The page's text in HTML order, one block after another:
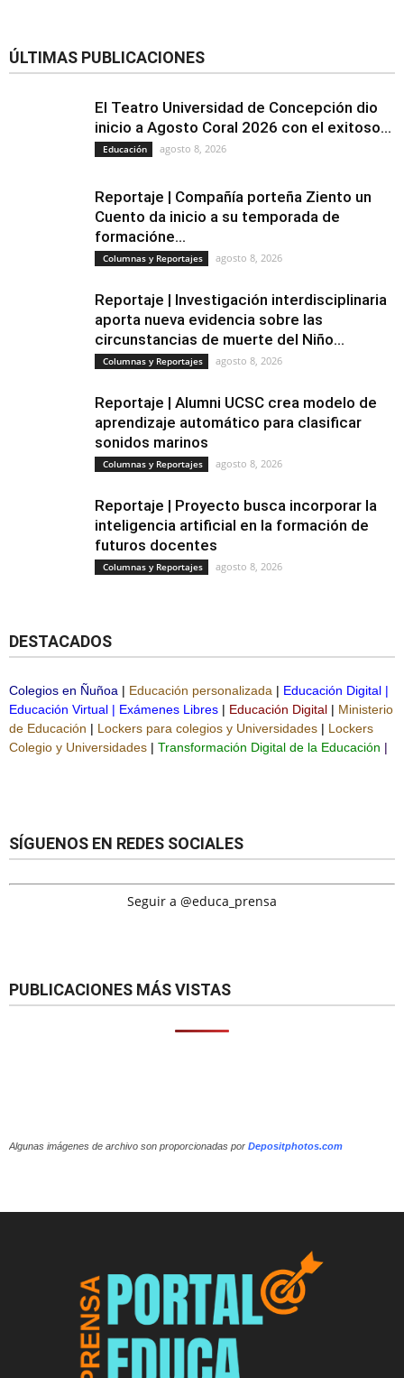
ÚLTIMAS PUBLICACIONES
El Teatro Universidad de Concepción dio
inicio a Agosto Coral 2026 con el exitoso...
Educación agosto 8, 2026
Reportaje | Compañía porteña Ziento un
Cuento da inicio a su temporada de
formacióne...
Columnas y Reportajes agosto 8, 2026
Reportaje | Investigación interdisciplinaria
aporta nueva evidencia sobre las
circunstancias de muerte del Niño...
Columnas y Reportajes agosto 8, 2026
Reportaje | Alumni UCSC crea modelo de
aprendizaje automático para clasificar
sonidos marinos
Columnas y Reportajes agosto 8, 2026
Reportaje | Proyecto busca incorporar la
inteligencia artificial en la formación de
futuros docentes
Columnas y Reportajes agosto 8, 2026
DESTACADOS
Colegios en Ñuñoa | Educación personalizada | Educación Digital |
Educación Virtual | Exámenes Libres | Educación Digital | Ministerio
de Educación | Lockers para colegios y Universidades | Lockers
Colegio y Universidades | Transformación Digital de la Educación |
SÍGUENOS EN REDES SOCIALES
Seguir a @educa_prensa
PUBLICACIONES MÁS VISTAS
Algunas imágenes de archivo son proporcionadas por Depositphotos.com